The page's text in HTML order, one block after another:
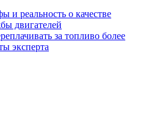
и реальность о качестве
двигателей
за топливо более
эксперта